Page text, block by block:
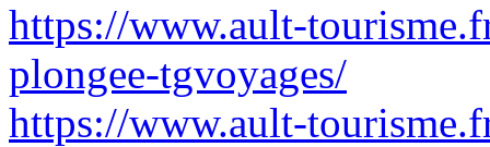
https://www.ault-
plongee-tgvoyages/
https://www.ault-